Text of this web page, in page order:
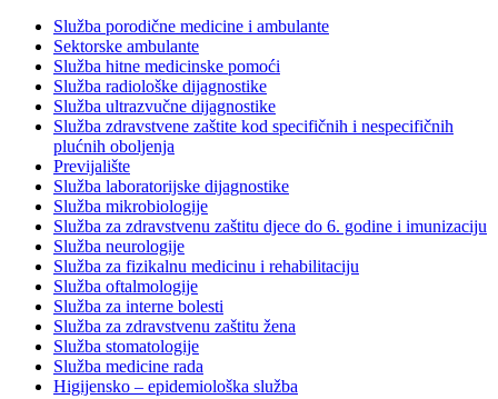
Služba porodične medicine i ambulante
Sektorske ambulante
Služba hitne medicinske pomoći
Služba radiološke dijagnostike
Služba ultrazvučne dijagnostike
Služba zdravstvene zaštite kod specifičnih i nespecifičnih
plućnih oboljenja
Previjalište
Služba laboratorijske dijagnostike
Služba mikrobiologije
Služba za zdravstvenu zaštitu djece do 6. godine i imunizaciju
Služba neurologije
Služba za fizikalnu medicinu i rehabilitaciju
Služba oftalmologije
Služba za interne bolesti
Služba za zdravstvenu zaštitu žena
Služba stomatologije
Služba medicine rada
Higijensko – epidemiološka služba